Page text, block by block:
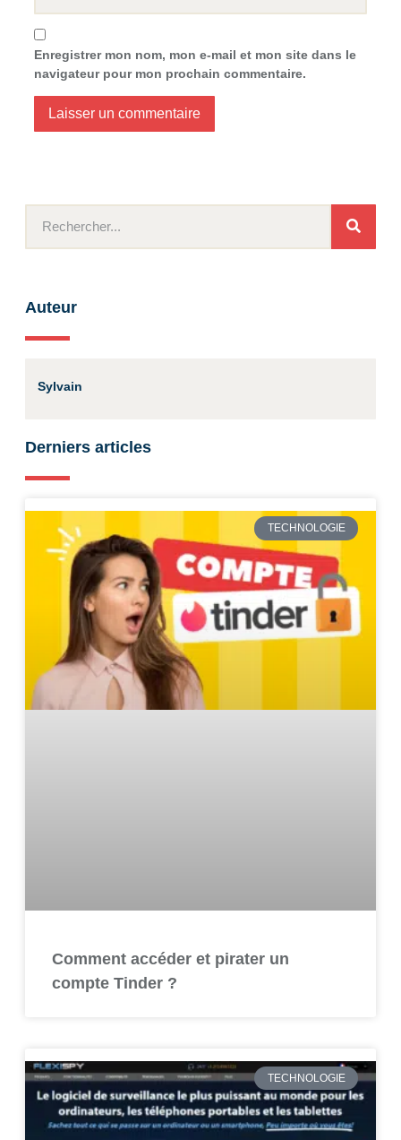
Enregistrer mon nom, mon e-mail et mon site dans le
navigateur pour mon prochain commentaire.
Auteur
Sylvain
Derniers articles
TECHNOLOGIE
Comment accéder et pirater un
compte Tinder ?
TECHNOLOGIE